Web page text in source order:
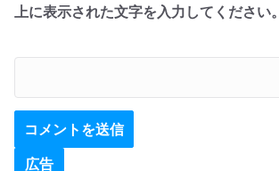
上に表示された文字を入力してください。
広告